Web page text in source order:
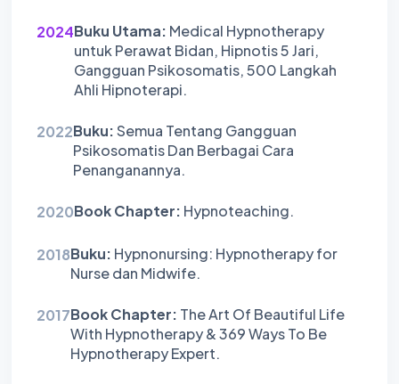
2024Buku Utama: Medical Hypnotherapy
untuk Perawat Bidan, Hipnotis 5 Jari,
Gangguan Psikosomatis, 500 Langkah
Ahli Hipnoterapi.
2022Buku:Semua Tentang Gangguan
Psikosomatis Dan Berbagai Cara
Penanganannya.
2020Book Chapter: Hypnoteaching.
2018Buku: Hypnonursing: Hypnotherapy for
Nurse dan Midwife.
2017Book Chapter: The Art Of Beautiful Life
With Hypnotherapy & 369 Ways To Be
Hypnotherapy Expert.